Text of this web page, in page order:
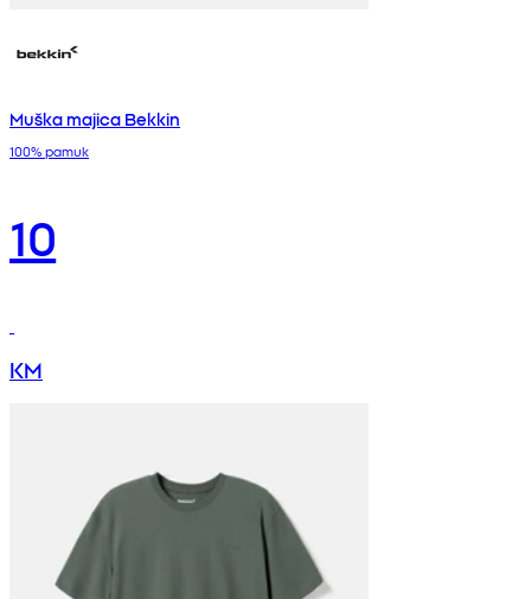
Muška majica Bekkin
100% pamuk
10
KM